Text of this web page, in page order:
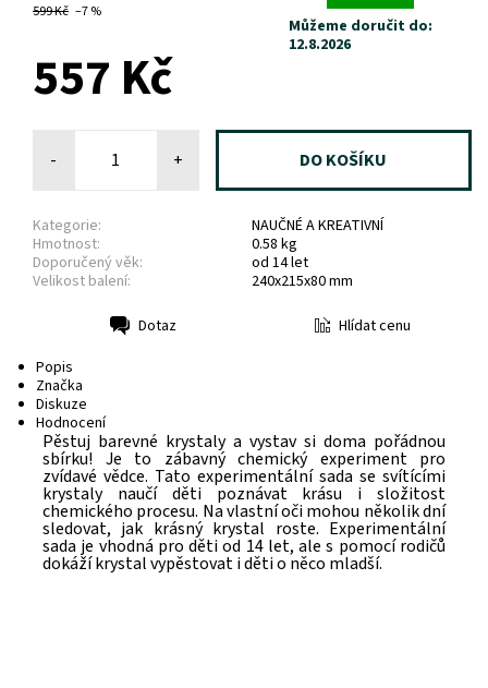
599 Kč –7 %
Můžeme doručit do:
12.8.2026
557 Kč
- +
Kategorie:
NAUČNÉ A KREATIVNÍ
Hmotnost:
0.58 kg
Doporučený věk:
od 14 let
Velikost balení:
240x215x80 mm
Dotaz
Hlídat cenu
Popis
Značka
Diskuze
Hodnocení
Pěstuj barevné krystaly a vystav si doma pořádnou
sbírku! Je to zábavný chemický experiment pro
zvídavé vědce. Tato experimentální sada se svítícími
krystaly naučí děti poznávat krásu i složitost
chemického procesu. Na vlastní oči mohou několik dní
sledovat, jak krásný krystal roste. Experimentální
sada je vhodná pro děti od 14 let, ale s pomocí rodičů
dokáží krystal vypěstovat i děti o něco mladší.